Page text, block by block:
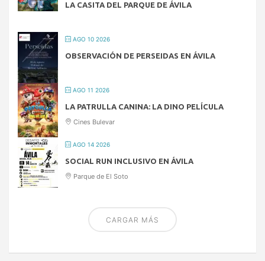
LA CASITA DEL PARQUE DE ÁVILA
AGO 10 2026
OBSERVACIÓN DE PERSEIDAS EN ÁVILA
AGO 11 2026
LA PATRULLA CANINA: LA DINO PELÍCULA
Cines Bulevar
AGO 14 2026
SOCIAL RUN INCLUSIVO EN ÁVILA
Parque de El Soto
CARGAR MÁS